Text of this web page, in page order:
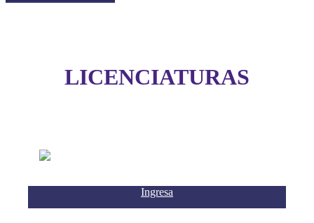
LICENCIATURAS
Ingresa